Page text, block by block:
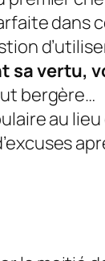
dans
sa vertu,
bergère…
au